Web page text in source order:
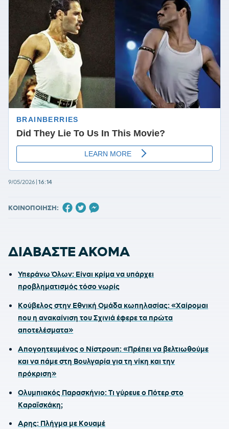
9/05/2026 16:14
ΚΟΙΝΟΠΟΙΗΣΗ:
ΔΙΑΒΑΣΤΕ ΑΚΟΜΑ
Υπεράνω Όλων: Είναι κρίμα να υπάρχει
προβληματισμός τόσο νωρίς
Κούβελος στην Εθνική Ομάδα κωπηλασίας: «Χαίρομαι
που η ανακαίνιση του Σχινιά έφερε τα πρώτα
αποτελέσματα»
Απογοητευμένος ο Νίστρουπ: «Πρέπει να βελτιωθούμε
και να πάμε στη Βουλγαρία για τη νίκη και την
πρόκριση»
Ολυμπιακός Παρασκήνιο: Τι γύρευε ο Πότερ στο
Καραϊσκάκη;
Αρης: Πλήγμα με Κουαμέ